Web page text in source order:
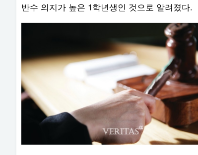
반수 의지가 높은 1학년생인 것으로 알려졌다.